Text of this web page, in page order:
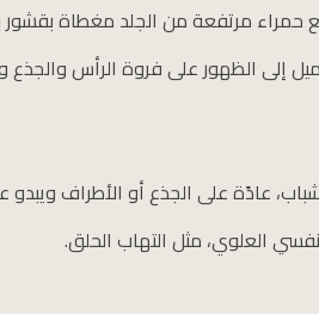
مرتفعة من الجلد مغطاة بقشور
إلى الظهور على فروة الرأس والجذع
عادًة على الجذع أو الأطراف
العلوي، مثل التهاب الحلق.